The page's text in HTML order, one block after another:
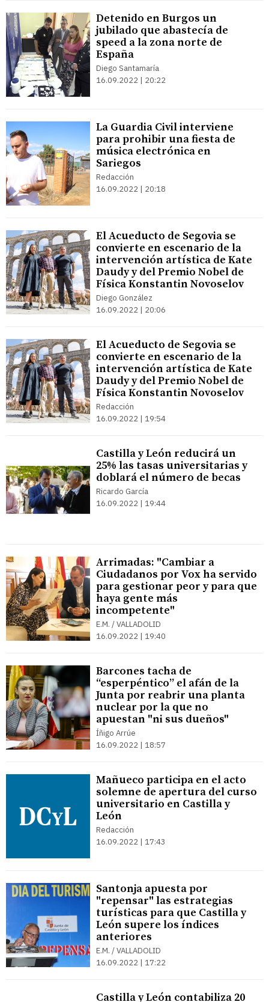
Detenido en Burgos un
jubilado que abastecía de
speed a la zona norte de
España
Diego Santamaría
16.09.2022 | 20:22
La Guardia Civil interviene
para prohibir una fiesta de
música electrónica en
Sariegos
Redacción
16.09.2022 | 20:18
El Acueducto de Segovia se
convierte en escenario de la
intervención artística de Kate
Daudy y del Premio Nobel de
Física Konstantin Novoselov
Diego González
16.09.2022 | 20:06
El Acueducto de Segovia se
convierte en escenario de la
intervención artística de Kate
Daudy y del Premio Nobel de
Física Konstantin Novoselov
Redacción
16.09.2022 | 19:54
Castilla y León reducirá un
25% las tasas universitarias y
doblará el número de becas
Ricardo García
16.09.2022 | 19:44
Arrimadas: "Cambiar a
Ciudadanos por Vox ha servido
para gestionar peor y para que
haya gente más
incompetente"
E.M. / VALLADOLID
16.09.2022 | 19:40
Barcones tacha de
“esperpéntico” el afán de la
Junta por reabrir una planta
nuclear por la que no
apuestan "ni sus dueños"
Íñigo Arrúe
16.09.2022 | 18:57
Mañueco participa en el acto
solemne de apertura del curso
universitario en Castilla y
León
Redacción
16.09.2022 | 17:43
Santonja apuesta por
"repensar" las estrategias
turísticas para que Castilla y
León supere los índices
anteriores
E.M. / VALLADOLID
16.09.2022 | 17:22
Castilla y León contabiliza 20